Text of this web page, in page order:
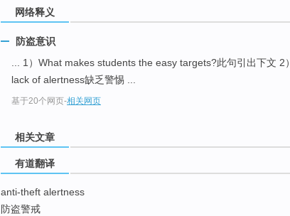
网络释义
防盗意识
... 1）What makes students the easy targets?此句引出下文 2）
lack of alertness缺乏警惕 ...
基于20个网页-相关网页
相关文章
有道翻译
anti-theft alertness
防盗警戒